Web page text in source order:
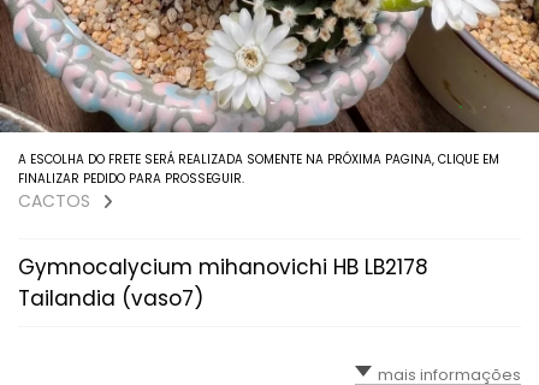
Cotyledons
Crassulas E Sinocrassulas
Euphorbias E Monadeniuns
Faucarias
Graptoverias, Graptopetaluns E Graptoseduns
A ESCOLHA DO FRETE SERÁ REALIZADA SOMENTE NA PRÓXIMA PAGINA, CLIQUE EM
FINALIZAR PEDIDO PARA PROSSEGUIR.
CACTOS
Gymnocalycium mihanovichi HB LB2178
Tailandia (vaso7)
mais informações